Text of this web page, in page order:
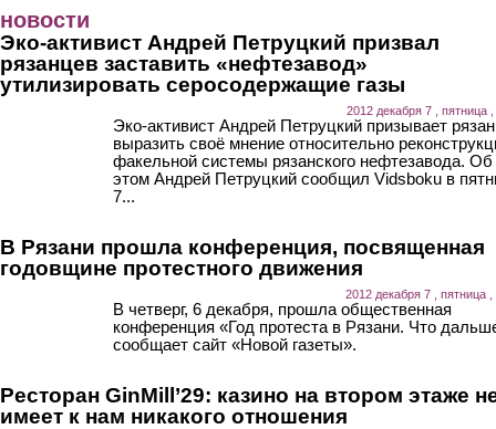
новости
Эко-активист Андрей Петруцкий призвал
рязанцев заставить «нефтезавод»
утилизировать серосодержащие газы
2012 декабря 7 , пятница ,
Эко-активист Андрей Петруцкий призывает
выразить своё мнение относительно
факельной системы рязанского нефтезавода. Об
этом Андрей Петруцкий сообщил Vidsboku в
7...
В Рязани прошла конференция, посвященная
годовщине протестного движения
2012 декабря 7 , пятница ,
В четверг, 6 декабря, прошла общественная
конференция «Год протеста в Рязани. Что
сообщает сайт «Новой газеты».
Ресторан GinMill’29: казино на втором этаже
имеет к нам никакого отношения